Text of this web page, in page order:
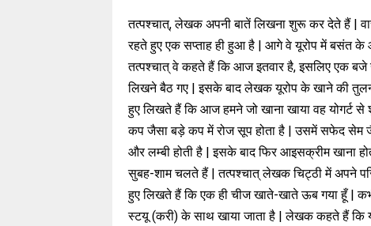
तत्पश्चात्, लेखक अपनी बातें लिखना शुरू कर देते हैं |
रहते हुए एक सप्ताह ही हुआ है | आगे वे यूरोप में बसंत
तत्पश्चात् वे कहते हैं कि आज इतवार है, इसलिए एक
लिखने बैठ गए | इसके बाद लेखक यूरोप के खाने की
हुए लिखते हैं कि आज हमने जो खाना खाया वह
कप जैसा बड़े कप में रोज सूप होता है | उसमें सफेद सेम
और लम्बी होती है | इसके बाद फिर आइसक्रीम खाना
सुबह-शाम चलते हैं | तत्पश्चात् लेखक चिट्ठी में अपने
हुए लिखते हैं कि एक ही चीज खाते-खाते ऊब गया हूँ |
स्टयू (करी) के साथ खाया जाता है | लेखक कहते हैं कि